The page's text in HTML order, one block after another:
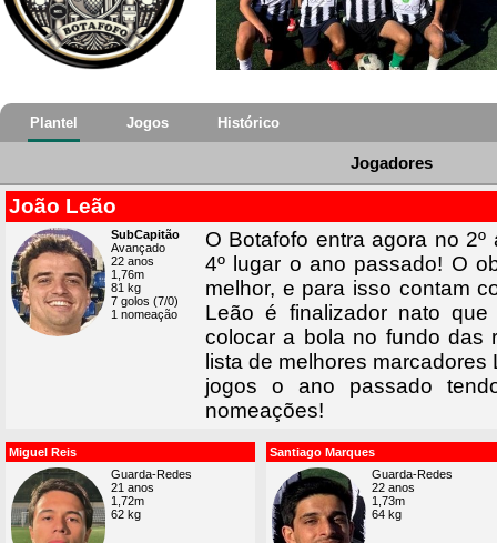
Plantel Jogos Histórico
Jogadores
João Leão
SubCapitão
Avançado
22 anos
1,76m
81 kg
7 golos (7/0)
1 nomeação
O Botafofo entra agora no
4º lugar o ano passado! O
melhor, e para isso contam
Leão é finalizador nato
colocar a bola no fundo das
lista de melhores
jogos o ano passado
nomeações!
Miguel Reis
Guarda-Redes
21 anos
1,72m
62 kg
Santiago Marques
Guarda-Redes
22 anos
1,73m
64 kg